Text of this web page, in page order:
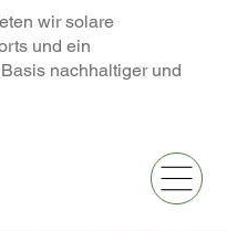
wir solare
und ein
nachhaltiger und